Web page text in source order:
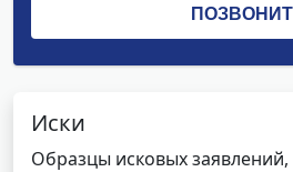
Иски
Образцы исковых